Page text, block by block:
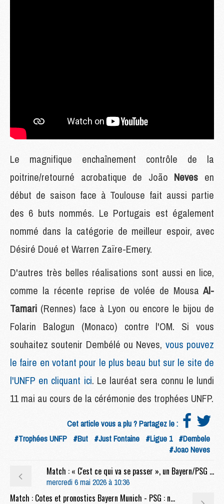
Le magnifique enchaînement contrôle de la
poitrine/retourné acrobatique de João Neves en
début de saison face à Toulouse fait aussi partie
des 6 buts nommés. Le Portugais est également
nommé dans la catégorie de meilleur espoir, avec
Désiré Doué et Warren Zaïre-Emery.
D'autres très belles réalisations sont aussi en lice,
comme la récente reprise de volée de Mousa Al-
Tamari (Rennes) face à Lyon ou encore le bijou de
Folarin Balogun (Monaco) contre l'OM. Si vous
souhaitez soutenir Dembélé ou Neves, vous pouvez
le faire en votant pour le plus beau but sur le site de
l'UNFP en cliquant ici. Le lauréat sera connu le lundi
11 mai au cours de la cérémonie des trophées UNFP.
Cet article vous a plu ? Partagez le :
#Trophées UNFP #But #Just Fontaine #Ligue 1 #Dembele
#Joao Neves
Match : « C'est ce qui va se passer », un Bayern/PSG aussi fou qu'à l'aller ?
mercredi 6 mai 2026 à 10:36
Match : Cotes et pronostics Bayern Munich - PSG : notre analyse complète